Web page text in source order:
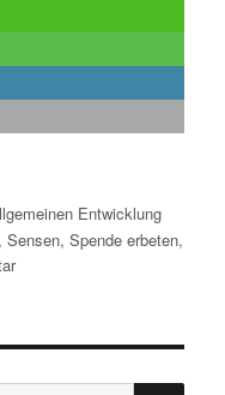
Entwicklung
,Sensen,Spende erbeten,
zu
abzugeben